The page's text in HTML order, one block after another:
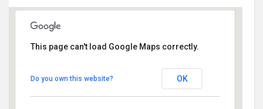
Plaza de la Villa nº1
Plaza de la Villa nº 1 - Rascafria
This page can't load Google Maps correctly.
Do you own this website? OK